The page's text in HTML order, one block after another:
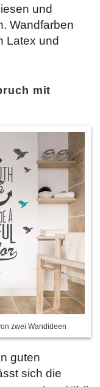
und
Wandfarben
Latex und
mit
zwei Wandideen
guten
sich die